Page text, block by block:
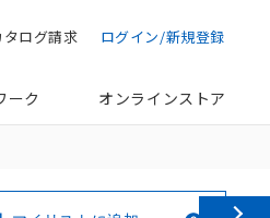
ログイン/新規登録
タログ請求
ーク オンラインストア